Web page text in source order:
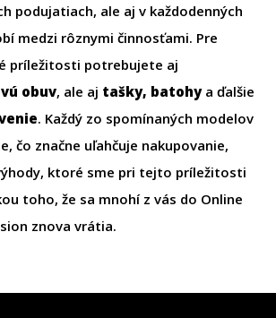
podujatiach, ale aj v každodenných
medzi rôznymi činnosťami. Pre
príležitosti potrebujete aj
obuv, ale aj tašky, batohya ďalšie
. Každý zo spomínaných modelov
čo značne uľahčuje nakupovanie,
ktoré sme pri tejto príležitosti
toho, že sa mnohí z vás do Online
znova vrátia.